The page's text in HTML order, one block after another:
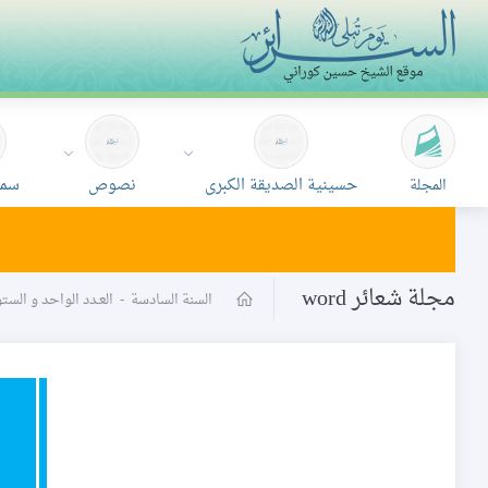
المجلة حسينية الصديقة الكبرى نصوص
مجلة شعائر word
السنة السادسة - العـدد الواحد و